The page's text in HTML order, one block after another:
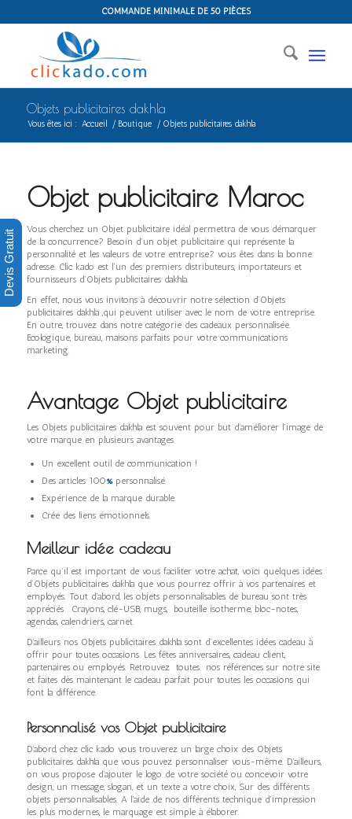
COMMANDE MINIMALE DE 50 PIÈCES
Objets publicitaires dakhla
Vous êtes ici : Accueil / Boutique / Objets publicitaires dakhla
Objet publicitaire Maroc
Vous cherchez un Objet publicitaire idéal permettra de vous démarquer
de la concurrence? Besoin d’un objet publicitaire qui représente la
personnalité et les valeurs de votre entreprise? vous êtes dans la bonne
adresse. Clic kado est l’un des premiers distributeurs, importateurs et
fournisseurs d’Objets publicitaires dakhla.
En effet, nous vous invitons à découvrir notre sélection d’Objets
publicitaires dakhla ,qui peuvent utiliser avec le nom de votre entreprise.
En outre, trouvez dans notre catégorie des cadeaux personnalisée.
Ecologique, bureau, maisons parfaits pour votre communications
marketing.
Avantage Objet publicitaire
Les Objets publicitaires dakhla est souvent pour but d’améliorer l’image de
votre marque en plusieurs avantages.
Un excellent outil de communication !
Des articles 100%personnalisé.
Expérience de la marque durable.
Crée des liens émotionnels.
Meilleur idée cadeau
Parce qu’il est important de vous faciliter votre achat, voici quelques idées
d’Objets publicitaires dakhla que vous pourrez offrir à vos partenaires et
employés. Tout d’abord, les objets personnalisables de bureau sont très
appréciés . Crayons, clé-USB, mugs, bouteille isotherme, bloc-notes,
agendas, calendriers, carnet.
D’ailleurs nos Objets publicitaires dakhla sont d’excellentes idées cadeau à
offrir pour toutes occasions. Les fêtes anniversaires, cadeau client,
partenaires ou employés. Retrouvez toutes nos références sur notre site.
et faites dès maintenant le cadeau parfait pour toutes les occasions qui
font la différence.
Personnalisé vos Objet publicitaire
D’abord, chez clic kado vous trouverez un large choix des Objets
publicitaires dakhla que vous pouvez personnaliser vous-même. D’ailleurs,
on vous propose d’ajouter le logo de votre société ou concevoir votre
design, un message, slogan, et un texte a votre choix, Sur des différents
objets personnalisables. A l’aide de nos différents technique d’impression
les plus modernes, le marquage est simple à élaborer.
Devis Gratuit